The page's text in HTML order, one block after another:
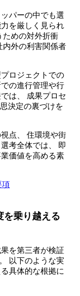
パーの中でも選
を厳しく見られ
ための対外折衝
内外の利害関係者
ロジェクトでの
の進行管理や行
は、 成果プロセ
決定の裏づけを
点、 住環境や街
考全体では、 即
価値を高める素
項
を乗り越える
を第三者が検証
以下のような実
具体的な根拠に